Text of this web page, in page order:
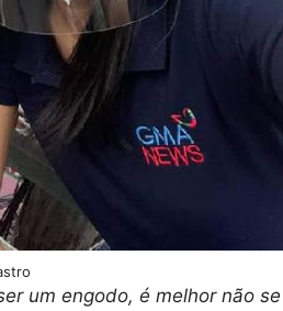
um engodo, é melhor não se